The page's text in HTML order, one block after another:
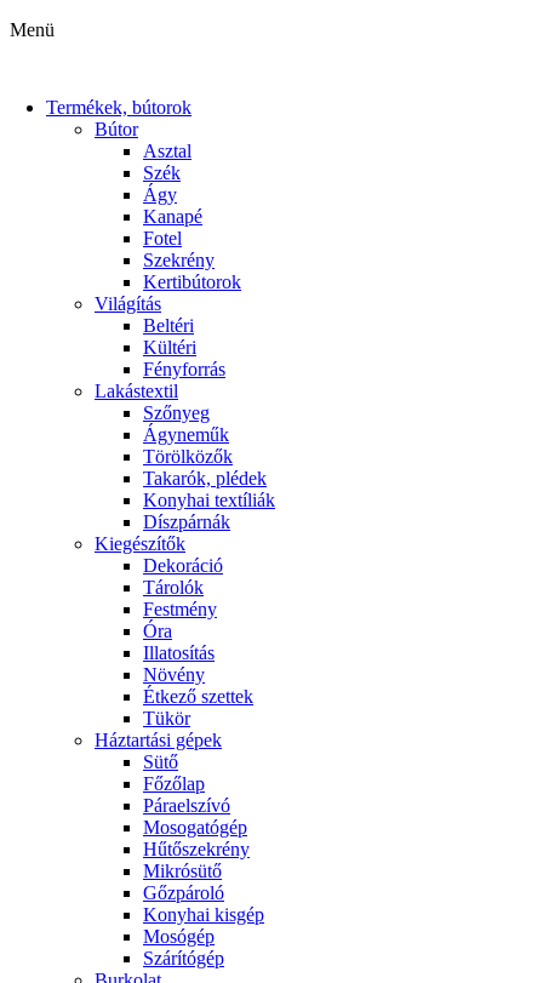
Menü
Termékek, bútorok
Bútor
Asztal
Szék
Ágy
Kanapé
Fotel
Szekrény
Kertibútorok
Világítás
Beltéri
Kültéri
Fényforrás
Lakástextil
Szőnyeg
Ágyneműk
Törölközők
Takarók, plédek
Konyhai textíliák
Díszpárnák
Kiegészítők
Dekoráció
Tárolók
Festmény
Óra
Illatosítás
Növény
Étkező szettek
Tükör
Háztartási gépek
Sütő
Főzőlap
Páraelszívó
Mosogatógép
Hűtőszekrény
Mikrósütő
Gőzpároló
Konyhai kisgép
Mosógép
Szárítógép